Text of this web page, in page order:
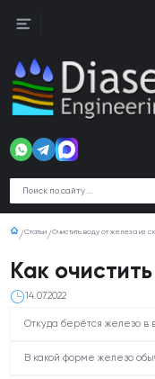
Статьи Очистить воду от железа из
Как
14.07.2022
Откуда берётся железо в
В какой форме железо